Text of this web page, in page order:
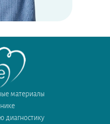
материалы
диагностику